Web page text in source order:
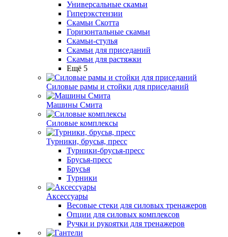
Универсальные скамьи
Гиперэкстензии
Скамьи Скотта
Горизонтальные скамьи
Скамьи-стулья
Скамьи для приседаний
Скамьи для растяжки
Ещё 5
Силовые рамы и стойки для приседаний
Машины Смита
Силовые комплексы
Турники, брусья, пресс
Турники-брусья-пресс
Брусья-пресс
Брусья
Турники
Аксессуары
Весовые стеки для силовых тренажеров
Опции для силовых комплексов
Ручки и рукоятки для тренажеров